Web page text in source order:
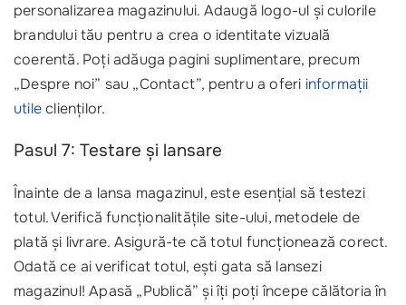
personalizarea magazinului. Adaugă logo-ul și culorile
brandului tău pentru a crea o identitate vizuală
coerentă. Poți adăuga pagini suplimentare, precum
„Despre noi” sau „Contact”, pentru a oferi informații
utileclienților.
Pasul 7: Testare și lansare
Înainte de a lansa magazinul, este esențial să testezi
totul. Verifică funcționalitățile site-ului, metodele de
plată și livrare. Asigură-te că totul funcționează corect.
Odată ce ai verificat totul, ești gata să lansezi
magazinul! Apasă „Publică” și îți poți începe călătoria în